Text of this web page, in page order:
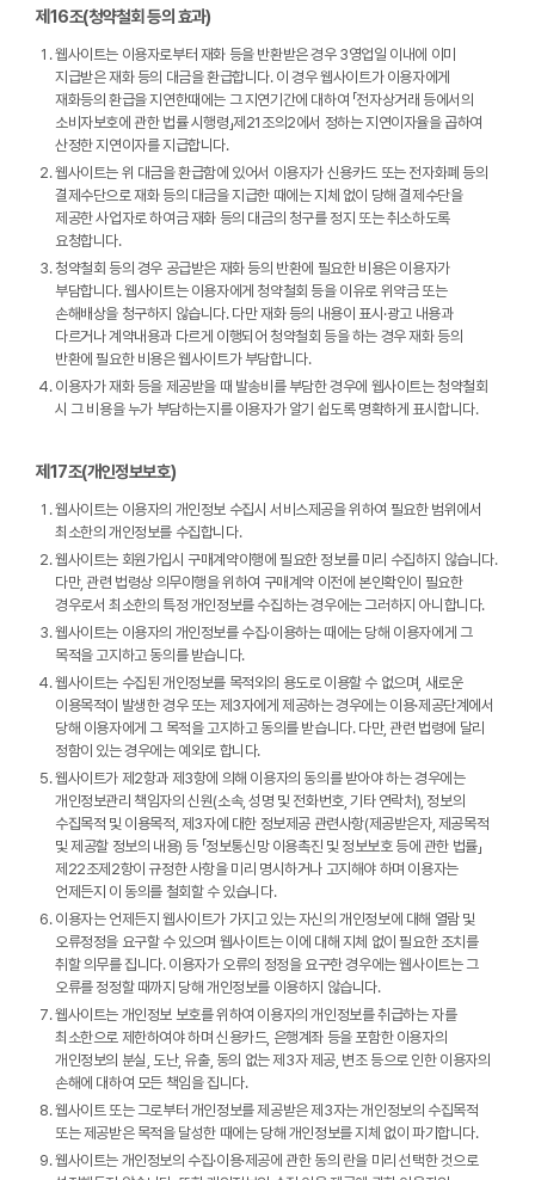
제16조(청약철회 등의 효과)
웹사이트는 이용자로부터 재화 등을 반환받은 경우 3영업일 이내에 이미
지급받은 재화 등의 대금을 환급합니다. 이 경우 웹사이트가 이용자에게
재화등의 환급을 지연한때에는 그 지연기간에 대하여 「전자상거래 등에서의
소비자보호에 관한 법률 시행령」제21조의2에서 정하는 지연이자율을 곱하여
산정한 지연이자를 지급합니다.
웹사이트는 위 대금을 환급함에 있어서 이용자가 신용카드 또는 전자화폐 등의
결제수단으로 재화 등의 대금을 지급한 때에는 지체 없이 당해 결제수단을
제공한 사업자로 하여금 재화 등의 대금의 청구를 정지 또는 취소하도록
요청합니다.
청약철회 등의 경우 공급받은 재화 등의 반환에 필요한 비용은 이용자가
부담합니다. 웹사이트는 이용자에게 청약철회 등을 이유로 위약금 또는
손해배상을 청구하지 않습니다. 다만 재화 등의 내용이 표시·광고 내용과
다르거나 계약내용과 다르게 이행되어 청약철회 등을 하는 경우 재화 등의
반환에 필요한 비용은 웹사이트가 부담합니다.
이용자가 재화 등을 제공받을 때 발송비를 부담한 경우에 웹사이트는 청약철회
시 그 비용을 누가 부담하는지를 이용자가 알기 쉽도록 명확하게 표시합니다.
제17조(개인정보보호)
웹사이트는 이용자의 개인정보 수집시 서비스제공을 위하여 필요한 범위에서
최소한의 개인정보를 수집합니다.
웹사이트는 회원가입시 구매계약이행에 필요한 정보를 미리 수집하지 않습니다.
다만, 관련 법령상 의무이행을 위하여 구매계약 이전에 본인확인이 필요한
경우로서 최소한의 특정 개인정보를 수집하는 경우에는 그러하지 아니합니다.
웹사이트는 이용자의 개인정보를 수집·이용하는 때에는 당해 이용자에게 그
목적을 고지하고 동의를 받습니다.
웹사이트는 수집된 개인정보를 목적외의 용도로 이용할 수 없으며, 새로운
이용목적이 발생한 경우 또는 제3자에게 제공하는 경우에는 이용·제공단계에서
당해 이용자에게 그 목적을 고지하고 동의를 받습니다. 다만, 관련 법령에 달리
정함이 있는 경우에는 예외로 합니다.
웹사이트가 제2항과 제3항에 의해 이용자의 동의를 받아야 하는 경우에는
개인정보관리 책임자의 신원(소속, 성명 및 전화번호, 기타 연락처), 정보의
수집목적 및 이용목적, 제3자에 대한 정보제공 관련사항(제공받은자, 제공목적
및 제공할 정보의 내용) 등 「정보통신망 이용촉진 및 정보보호 등에 관한 법률」
제22조제2항이 규정한 사항을 미리 명시하거나 고지해야 하며 이용자는
언제든지 이 동의를 철회할 수 있습니다.
이용자는 언제든지 웹사이트가 가지고 있는 자신의 개인정보에 대해 열람 및
오류정정을 요구할 수 있으며 웹사이트는 이에 대해 지체 없이 필요한 조치를
취할 의무를 집니다. 이용자가 오류의 정정을 요구한 경우에는 웹사이트는 그
오류를 정정할 때까지 당해 개인정보를 이용하지 않습니다.
웹사이트는 개인정보 보호를 위하여 이용자의 개인정보를 취급하는 자를
최소한으로 제한하여야 하며 신용카드, 은행계좌 등을 포함한 이용자의
개인정보의 분실, 도난, 유출, 동의 없는 제3자 제공, 변조 등으로 인한 이용자의
손해에 대하여 모든 책임을 집니다.
웹사이트 또는 그로부터 개인정보를 제공받은 제3자는 개인정보의 수집목적
또는 제공받은 목적을 달성한 때에는 당해 개인정보를 지체 없이 파기합니다.
웹사이트는 개인정보의 수집·이용·제공에 관한 동의 란을 미리 선택한 것으로